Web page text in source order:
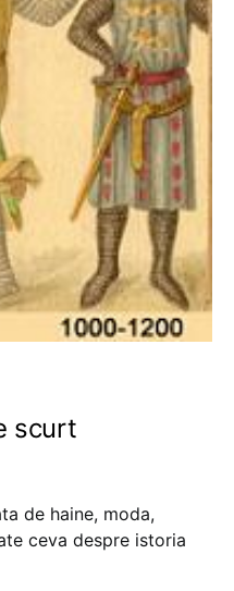
scurt
de haine, moda,
ceva despre istoria